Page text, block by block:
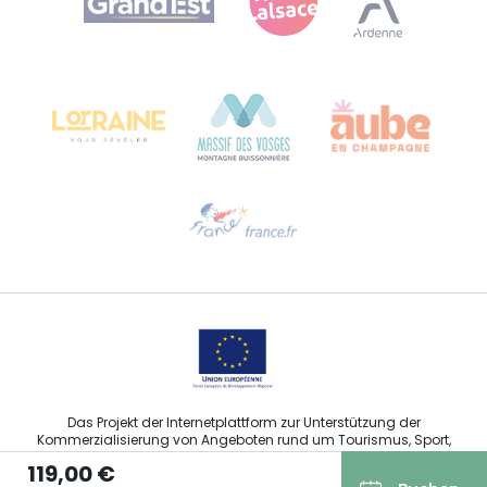
119,00 €
Bureau de Colmar (Hauptverwaltung)
Sprechen Sie uns per E-Mail an
Das Projekt der Internetplattform zur Unterstützung der
Kommerzialisierung von Angeboten rund um Tourismus, Sport,
Kultur und Weintourismus in der Region Grand Est wurde im
Rahmen der Maßnahmen der Europäischen Union zur